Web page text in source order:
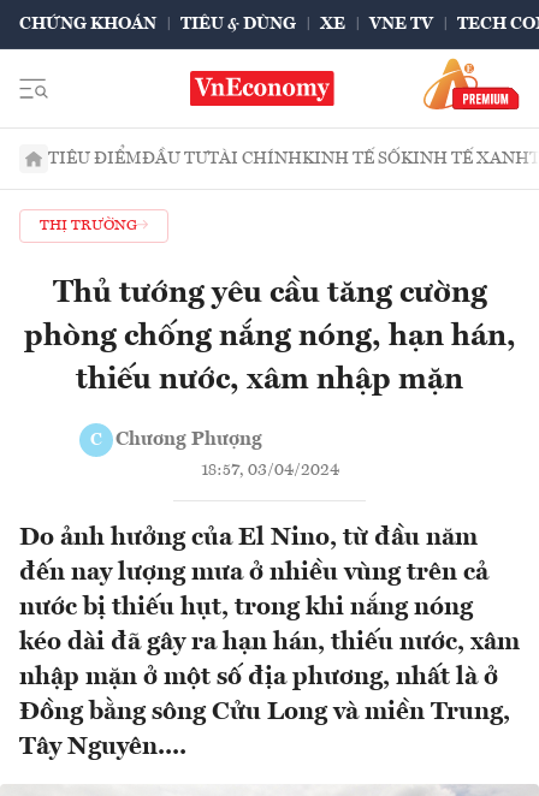
CHỨNG KHOÁN TIÊU & DÙNG XE VNE TV TECH
TIÊU ĐIỂMĐẦU TƯTÀI CHÍNHKINH TẾ SỐKINH TẾ XANH
THỊ TRƯỜNG
Thủ tướng yêu cầu tăng cường
phòng chống nắng nóng, hạn hán,
thiếu nước, xâm nhập mặn
C Chương Phượng
18:57, 03/04/2024
Do ảnh hưởng của El Nino, từ đầu năm
đến nay lượng mưa ở nhiều vùng trên cả
nước bị thiếu hụt, trong khi nắng nóng
kéo dài đã gây ra hạn hán, thiếu nước, xâm
nhập mặn ở một số địa phương, nhất là ở
Đồng bằng sông Cửu Long và miền Trung,
Tây Nguyên....